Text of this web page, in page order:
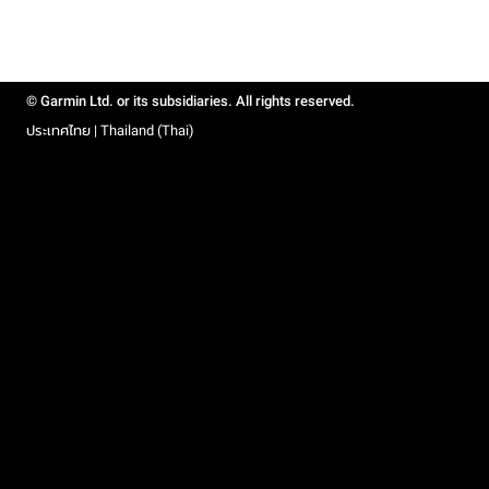
© Garmin Ltd. or its subsidiaries. All rights reserved.
ประเทศไทย | Thailand (Thai)